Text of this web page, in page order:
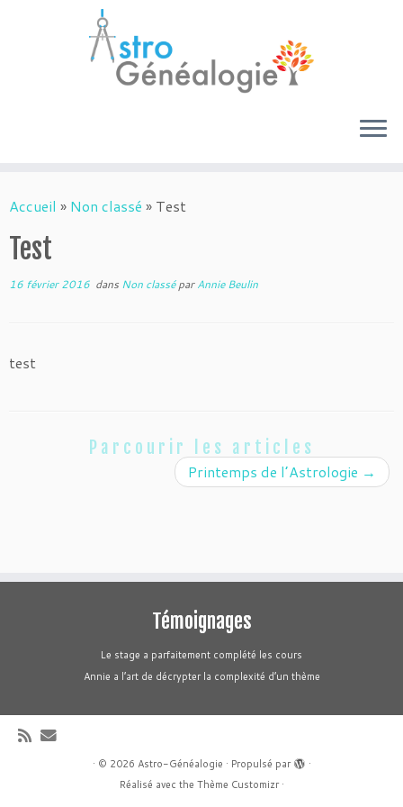
auAccueil » Non classé » Test
Test
16 février 2016 dans Non classéparAnnie Beulin
test
Parcourir les articles
Printemps de l’Astrologie →
Témoignages
Le stage a parfaitement complété les cours
Annie a l’art de décrypter la complexité d’un thème
· © 2026 Astro-Généalogie · Propulsé par
·
Réalisé avec the Thème Customizr·